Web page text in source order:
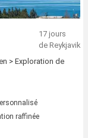
17 jours
de Reykjavik
> Exploration de
raffinée